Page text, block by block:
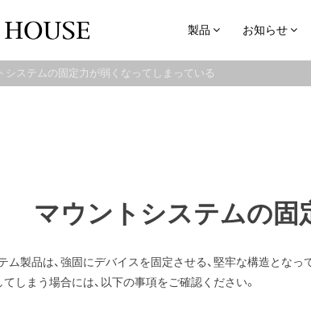
製品 お知らせ
システムの固定力が弱くなってしまっている
マウントシステムの固
ム製品は、強固にデバイスを固定させる、堅牢な構造となっ
てしまう場合には、以下の事項をご確認ください。